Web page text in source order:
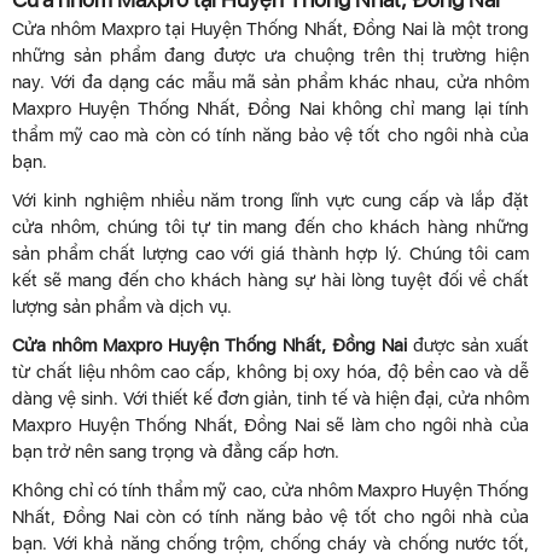
Cửa nhôm Maxpro tại Huyện Thống Nhất, Đồng Nai là một trong
những sản phẩm đang được ưa chuộng trên thị trường hiện
nay. Với đa dạng các mẫu mã sản phẩm khác nhau, cửa nhôm
Maxpro Huyện Thống Nhất, Đồng Nai không chỉ mang lại tính
thẩm mỹ cao mà còn có tính năng bảo vệ tốt cho ngôi nhà của
bạn.
Với kinh nghiệm nhiều năm trong lĩnh vực cung cấp và lắp đặt
cửa nhôm, chúng tôi tự tin mang đến cho khách hàng những
sản phẩm chất lượng cao với giá thành hợp lý. Chúng tôi cam
kết sẽ mang đến cho khách hàng sự hài lòng tuyệt đối về chất
lượng sản phẩm và dịch vụ.
Cửa nhôm Maxpro Huyện Thống Nhất, Đồng Nai được sản xuất
từ chất liệu nhôm cao cấp, không bị oxy hóa, độ bền cao và dễ
dàng vệ sinh. Với thiết kế đơn giản, tinh tế và hiện đại, cửa nhôm
Maxpro Huyện Thống Nhất, Đồng Nai sẽ làm cho ngôi nhà của
bạn trở nên sang trọng và đẳng cấp hơn.
Không chỉ có tính thẩm mỹ cao, cửa nhôm Maxpro Huyện Thống
Nhất, Đồng Nai còn có tính năng bảo vệ tốt cho ngôi nhà của
bạn. Với khả năng chống trộm, chống cháy và chống nước tốt,